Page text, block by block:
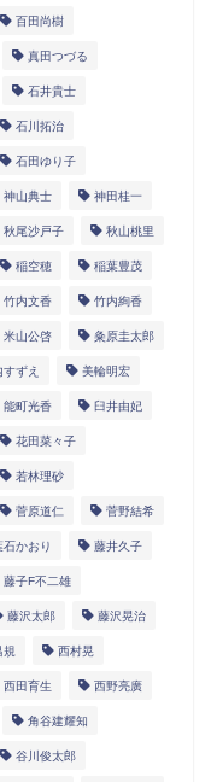
百田尚樹
真田つづる
石井貴士
石川拓治
石田ゆり子
神山典士 神田桂一
秋尾沙戸子 秋山桃里
稲空穂 稲葉豊茂
竹内文香 竹内絢香
米山公啓 粂原圭太郎
すずえ 美輪明宏
能町光香 臼井由妃
花田菜々子
若林理砂
菅原道仁 菅野結希
石かおり 藤井久子
藤子F不二雄
藤沢太郎 藤沢晃治
規 西村晃
西田育生 西野亮廣
角谷建耀知
谷川俊太郎